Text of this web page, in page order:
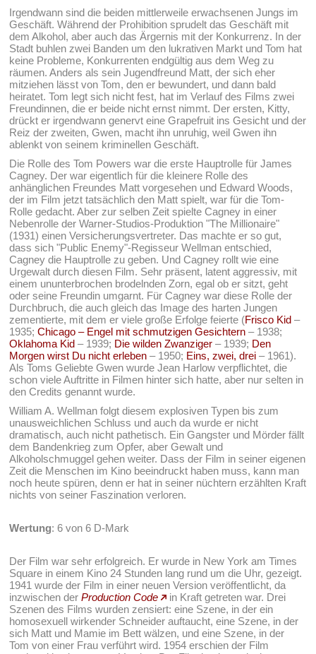
Irgendwann sind die beiden mittlerweile erwachsenen Jungs im
Geschäft. Während der Prohibition sprudelt das Geschäft mit
dem Alkohol, aber auch das Ärgernis mit der Konkurrenz. In der
Stadt buhlen zwei Banden um den lukrativen Markt und Tom hat
keine Probleme, Konkurrenten endgültig aus dem Weg zu
räumen. Anders als sein Jugendfreund Matt, der sich eher
mitziehen lässt von Tom, den er bewundert, und dann bald
heiratet. Tom legt sich nicht fest, hat im Verlauf des Films zwei
Freundinnen, die er beide nicht ernst nimmt. Der ersten, Kitty,
drückt er irgendwann genervt eine Grapefruit ins Gesicht und der
Reiz der zweiten, Gwen, macht ihn unruhig, weil Gwen ihn
ablenkt von seinem kriminellen Geschäft.
Die Rolle des Tom Powers war die erste Hauptrolle für James
Cagney. Der war eigentlich für die kleinere Rolle des
anhänglichen Freundes Matt vorgesehen und Edward Woods,
der im Film jetzt tatsächlich den Matt spielt, war für die Tom-
Rolle gedacht. Aber zur selben Zeit spielte Cagney in einer
Nebenrolle der Warner-Studios-Produktion "The Millionaire"
(1931) einen Versicherungsvertreter. Das machte er so gut,
dass sich "Public Enemy"-Regisseur Wellman entschied,
Cagney die Hauptrolle zu geben. Und Cagney rollt wie eine
Urgewalt durch diesen Film. Sehr präsent, latent aggressiv, mit
einem ununterbrochen brodelnden Zorn, egal ob er sitzt, geht
oder seine Freundin umgarnt. Für Cagney war diese Rolle der
Durchbruch, die auch gleich das Image des harten Jungen
zementierte, mit dem er viele große Erfolge feierte (Frisco Kid –
1935;Chicago – Engel mit schmutzigen Gesichtern – 1938;
Oklahoma Kid – 1939; Die wilden Zwanziger – 1939; Den
Morgen wirst Du nicht erleben – 1950; Eins, zwei, drei – 1961).
Als Toms Geliebte Gwen wurde Jean Harlow verpflichtet, die
schon viele Auftritte in Filmen hinter sich hatte, aber nur selten in
den Credits genannt wurde.
William A. Wellman folgt diesem explosiven Typen bis zum
unausweichlichen Schluss und auch da wurde er nicht
dramatisch, auch nicht pathetisch. Ein Gangster und Mörder fällt
dem Bandenkrieg zum Opfer, aber Gewalt und
Alkoholschmuggel gehen weiter. Dass der Film in seiner eigenen
Zeit die Menschen im Kino beeindruckt haben muss, kann man
noch heute spüren, denn er hat in seiner nüchtern erzählten Kraft
nichts von seiner Faszination verloren.
Wertung: 6 von 6 D-Mark
Der Film war sehr erfolgreich. Er wurde in New York am Times
Square in einem Kino 24 Stunden lang rund um die Uhr, gezeigt.
1941 wurde der Film in einer neuen Version veröffentlicht, da
inzwischen derProduction Code
in Kraft getreten war. Drei
Szenen des Films wurden zensiert: eine Szene, in der ein
homosexuell wirkender Schneider auftaucht, eine Szene, in der
sich Matt und Mamie im Bett wälzen, und eine Szene, in der
Tom von einer Frau verführt wird. 1954 erschien der Film